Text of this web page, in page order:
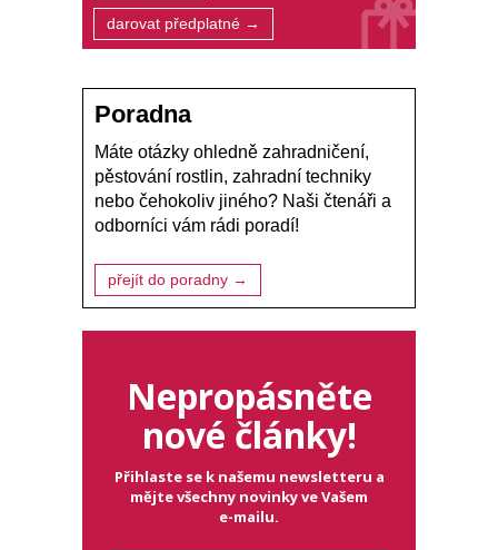
darovat předplatné →
Poradna
Máte otázky ohledně zahradničení,
pěstování rostlin, zahradní techniky
nebo čehokoliv jiného? Naši čtenáři a
odborníci vám rádi poradí!
přejít do poradny →
Nepropásněte
nové články!
Přihlaste se k našemu newsletteru a
mějte všechny novinky ve Vašem
e-mailu.